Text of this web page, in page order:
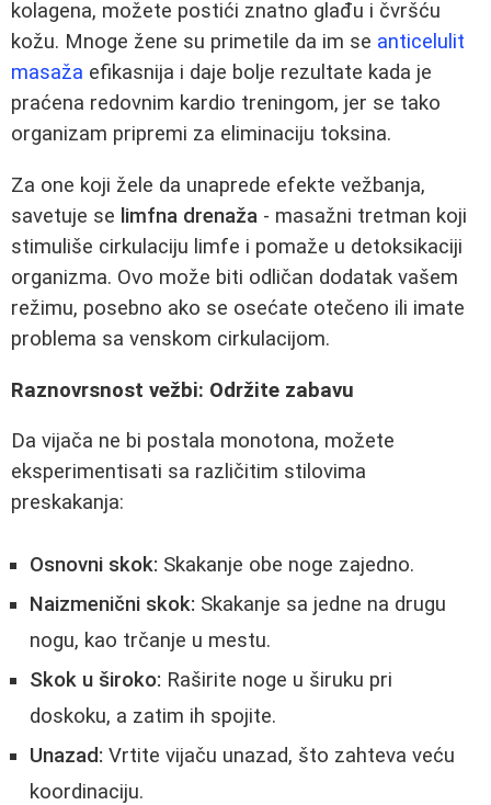
kolagena, možete postići znatno glađu i čvršću
kožu. Mnoge žene su primetile da im se anticelulit
masaža efikasnija i daje bolje rezultate kada je
praćena redovnim kardio treningom, jer se tako
organizam pripremi za eliminaciju toksina.
Za one koji žele da unaprede efekte vežbanja,
savetuje se limfna drenaža - masažni tretman koji
stimuliše cirkulaciju limfe i pomaže u detoksikaciji
organizma. Ovo može biti odličan dodatak vašem
režimu, posebno ako se osećate otečeno ili imate
problema sa venskom cirkulacijom.
Raznovrsnost vežbi: Održite zabavu
Da vijača ne bi postala monotona, možete
eksperimentisati sa različitim stilovima
preskakanja:
Osnovni skok: Skakanje obe noge zajedno.
Naizmenični skok: Skakanje sa jedne na drugu
nogu, kao trčanje u mestu.
Skok u široko: Raširite noge u širuku pri
doskoku, a zatim ih spojite.
Unazad: Vrtite vijaču unazad, što zahteva veću
koordinaciju.